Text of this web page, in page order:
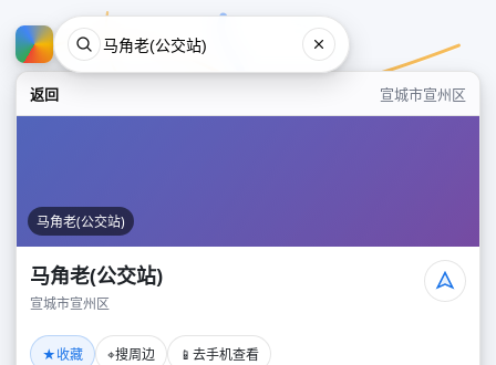
返回 宣城市宣州区
马角老(公交站)
马角老(公交站)
宣城市宣州区
★收藏 ⌖搜周边 📱 去手机查看